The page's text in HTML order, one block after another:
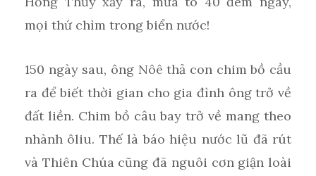
mọi thứ chìm trong biển nước!
150 ngày sau, ông Nôê thả con chim bồ cầu
ra để biết thời gian cho gia đình ông trở về
đất liền. Chim bồ câu bay trở về mang theo
nhành ôliu. Thế là báo hiệu nước lũ đã rút
và Thiên Chúa cũng đã nguôi cơn giận loài